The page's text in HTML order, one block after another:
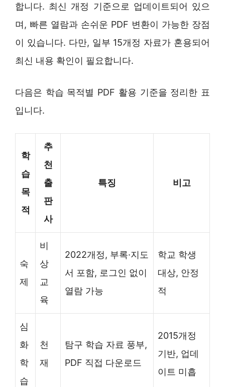
합니다. 최신 개정 기준으로 업데이트되어 있으
며, 빠른 열람과 손쉬운 PDF 변환이 가능한 장점
이 있습니다. 다만, 일부 15개정 자료가 혼용되어
최신 내용 확인이 필요합니다.
다음은 학습 목적별 PDF 활용 기준을 정리한 표
입니다.
학
습
목
적
추
천
출
판
사
특징 비고
숙
제
비
상
교
육
2022개정, 부록·지도
서 포함, 로그인 없이
열람 가능
학교 학생
대상, 안정
적
심
화
학
습
천
재
탐구 학습 자료 풍부,
PDF 직접 다운로드
2015개정
기반, 업데
이트 미흡